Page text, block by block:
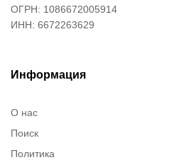
ОГРН: 1086672005914
ИНН: 6672263629
Информация
О нас
Поиск
Политика